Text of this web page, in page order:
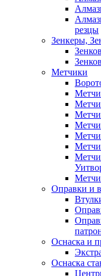
резцы
Зенкеры,
Метчики
Оправки и
Оснаска и
Оснаска